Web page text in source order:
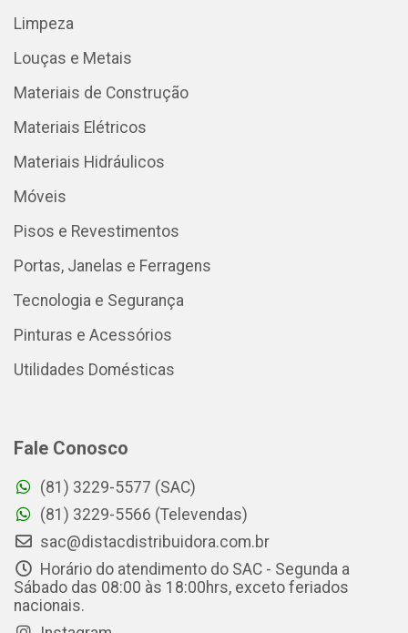
Limpeza
Louças e Metais
Materiais de Construção
Materiais Elétricos
Materiais Hidráulicos
Móveis
Pisos e Revestimentos
Portas, Janelas e Ferragens
Tecnologia e Segurança
Pinturas e Acessórios
Utilidades Domésticas
Fale Conosco
(81) 3229-5577 (SAC)
(81) 3229-5566 (Televendas)
sac@distacdistribuidora.com.br
Horário do atendimento do SAC - Segunda a
Sábado das 08:00 às 18:00hrs, exceto feriados
nacionais.